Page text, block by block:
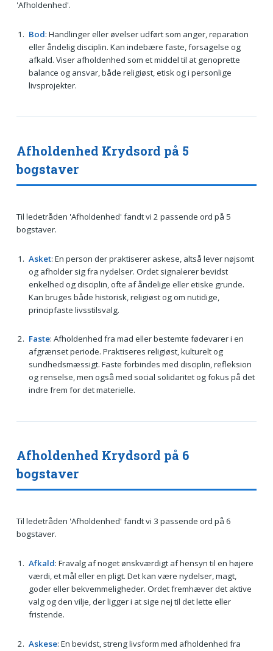
'Afholdenhed'.
Bod: Handlinger eller øvelser udført som anger, reparation
eller åndelig disciplin. Kan indebære faste, forsagelse og
afkald. Viser afholdenhed som et middel til at genoprette
balance og ansvar, både religiøst, etisk og i personlige
livsprojekter.
Afholdenhed Krydsord på 5
bogstaver
Til ledetråden 'Afholdenhed' fandt vi 2 passende ord på 5
bogstaver.
Asket: En person der praktiserer askese, altså lever nøjsomt
og afholder sig fra nydelser. Ordet signalerer bevidst
enkelhed og disciplin, ofte af åndelige eller etiske grunde.
Kan bruges både historisk, religiøst og om nutidige,
principfaste livsstilsvalg.
Faste: Afholdenhed fra mad eller bestemte fødevarer i en
afgrænset periode. Praktiseres religiøst, kulturelt og
sundhedsmæssigt. Faste forbindes med disciplin, refleksion
og renselse, men også med social solidaritet og fokus på det
indre frem for det materielle.
Afholdenhed Krydsord på 6
bogstaver
Til ledetråden 'Afholdenhed' fandt vi 3 passende ord på 6
bogstaver.
Afkald: Fravalg af noget ønskværdigt af hensyn til en højere
værdi, et mål eller en pligt. Det kan være nydelser, magt,
goder eller bekvemmeligheder. Ordet fremhæver det aktive
valg og den vilje, der ligger i at sige nej til det lette eller
fristende.
Askese: En bevidst, streng livsform med afholdenhed fra